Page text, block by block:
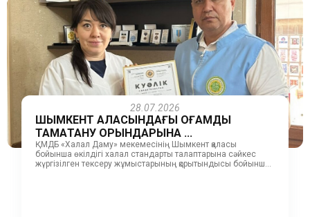
28.07.2026
ШЫМКЕНТ ҚАЛАСЫНДАҒЫ ҚОҒАМДЫҚ
ТАМАҚТАНУ ОРЫНДАРЫНА ...
ҚМДБ «Халал Даму» мекемесінің Шымкент қаласы
бойынша өкілдігі халал стандарты талаптарына сәйкес
жүргізілген тексеру жұмыстарының қорытындысы бойынша